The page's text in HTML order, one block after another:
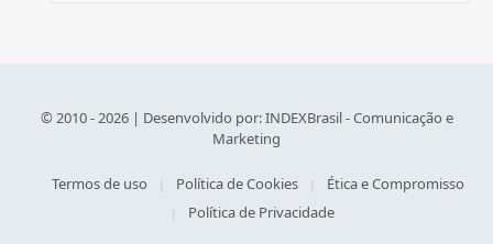
© 2010 - 2026 | Desenvolvido por:INDEXBrasil - Comunicação e
Marketing
Termos de uso Política de Cookies
Ética e Compromisso
Política de Privacidade